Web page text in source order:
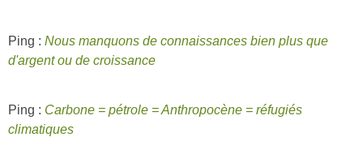
Ping : Nous manquons de connaissances bien plus que
d'argent ou de croissance
Ping : Carbone = pétrole = Anthropocène = réfugiés
climatiques